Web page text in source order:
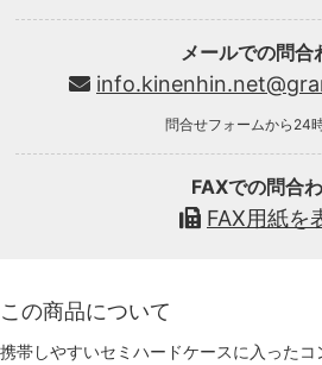
メールでの問合
問合せフォームから24
FAXでの問合
FAX用紙を
この商品について
携帯しやすいセミハードケースに入ったコ